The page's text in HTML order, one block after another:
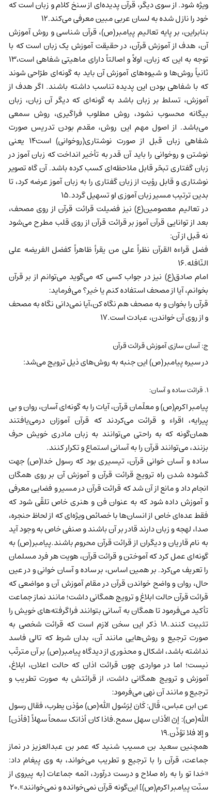
ویژه شود. از سوی دیگر، قرآن پدیده‌ای از سنخ کلام و زبان است که
خود را نازل شده به لسان عربی مبین معرفی می‌کند.12
بنابراین، بر پایه تعالیم پیامبر(ص)، قرآن شناسی و روش آموزش
آن، هدف از آموزش قرآن، در حقیقت آموزش یک زبان است که با
توجه به این که زبان، اولاً و اصالتاً دارای ماهیتی شفاهی است،13
ثانیاً روش‌ها و شیوه‌های آموزش آن باید به گونه‌ای طرّاحی شوند
که با شفاهی بودن این پدیده تناسب داشته باشند. اگر هدف از
آموزش، تسلط بر زبان باشد به گونه‌ای که دیگر آن زبان، زبان
بیگانه محسوب نشود، روش مطلوب فراگیری، روش سمعی
می‌باشد. از اصول مهم این روش، مقدم بودن تدریس صورت
شفاهی زبان قبل از صورت نوشتاری(روخوانی) است14 یعنی
نوشتن و روخوانی را باید آن قدر به تأخیر انداخت که زبان آموز در
زبان گفتاری تبحّر قابل ملاحظه‌ای کسب کرده باشد. آن گاه تصویر
نوشتاری و قابل رؤیت از زبان گفتاری را به زبان آموز عرضه کرد، تا
بدین ترتیب مسیر زبان آموزی او تسهیل گردد.15
در تعالیم معصومین(ع) نیز فضیلت قرائت قرآن از روی مصحف،
بعد از توانایی قرآن آموز بر قرائت قرآن از روی قلب مطرح می‌شود
نه قبل از آن:
فضل قراءه القرآن نظراً علی من یقرأ ظاهراً کفضل الفریضه علی
النّافله.16
امام صادق(ع) نیز در جواب کسی که می‌گوید می‌توانم از بر قرآن
بخوانم، آیا از مصحف استفاده کنم یا خیر؟ می‌فرماید:
قرآن را بخوان و به مصحف هم نگاه کن،آیا نمی‌دانی نگاه به مصحف
و از روی آن خواندن، عبادت است.17
ج: آسان سازی آموزش قرائت قرآن
در سیره پیامبر(ص) این جنبه به روش‌های ذیل ترویج می‌شد:
1. قرائت ساده و آسان:
پیامبر اکرم(ص) و معلّمان قرآن، آیات را به گونه‌ای آسان، روان و بی
پیرایه، اقراء و قرائت می‌کردند که قرآن آموزان درمی‌یافتند
همان‌گونه که به راحتی می‌توانند به زبان مادری خویش حرف
بزنند، می‌توانند قرآن را به آسانی استماع و تکرار کنند.
ساده و آسان خوانی قرآن، تیسیری بود که رسول خدا(ص) جهت
گشوده شدن راه ترویج قرائت قرآن و آموزش آن بر روی همگان
انجام داد و مانع از آن شد که قرائت قرآن در مسیر و فضایی معرفی
و آموزش داده شود که به عنوان فن و هنری خاص تلقّی شود که
فقط عده‌ای خاص از انسان‌ها با خصائص ویژه‌ای که از لحاظ حنجره،
صدا، لهجه و زبان دارند قادر بر آن باشند و صنفی خاص به وجود آید
به نام قاریان و دیگران از قرائت قرآن محروم باشند.پیامبر(ص) به
گونه‌ای عمل کرد که آموختن و قرائت قرآن، هویت هر فرد مسلمان
را تعریف می‌کرد. بر همین اساس، بر ساده و آسان خوانی و در عین
حال، روان و واضح خواندن قرآن در مقام آموزش آن و مواضعی که
قرائت قرآن حالت ابلاغ و ترویج همگانی داشت؛ مانند نماز جماعت
تأکید می‌فرمود تا همگان به آسانی بتوانند فراگرفته‌های خویش را
تثبیت کنند.18 ذکر این سخن لازم است که قرائت شخصی به
صورت ترجیع و روش‌هایی مانند آن، بدان شرط که تالی فاسد
نداشته باشد، اشکال و محذوری از دیدگاه پیامبر(ص) بر آن مترتّب
نیست؛ اما در مواردی چون قرائت اذان که حالت اعلان، ابلاغ،
آموزش و ترویج همگانی داشت، از قرائتش به صورت تطریب و
ترجیع و مانند آن نهی می‌فرمود:
عن ابن عباس، قَال: کَانَ لِرَسُول الله(ص) مؤذن یطرب، فقال رسول
الله(ص): إنّ الأذان سهل سمح.فاذا کان أذانک سمحاً سهلاً [فأذن]
و إلا فلا تؤذّن.19
همچنین سعید بن مسیب شنید که عمر بن عبدالعزیز در نماز
جماعت، قرآن را با ترجیع و تطریب می‌خواند، به وی پیغام داد:
«خدا تو را به راه صلاح و درست درآورد، ائمه جماعات [به پیروی از
سنّت پیامبر اکرم(ص)] این‌گونه قرآن نمی‌خوانده و نمی‌خوانند».20